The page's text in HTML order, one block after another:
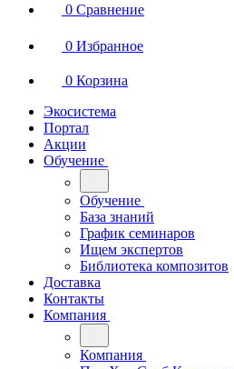
0 Сравнение
0 Избранное
0 Корзина
Экосистема
Портал
Акции
Обучение
Обучение
База знаний
График семинаров
Ищем экспертов
Библиотека композитов
Доставка
Контакты
Компания
Компания